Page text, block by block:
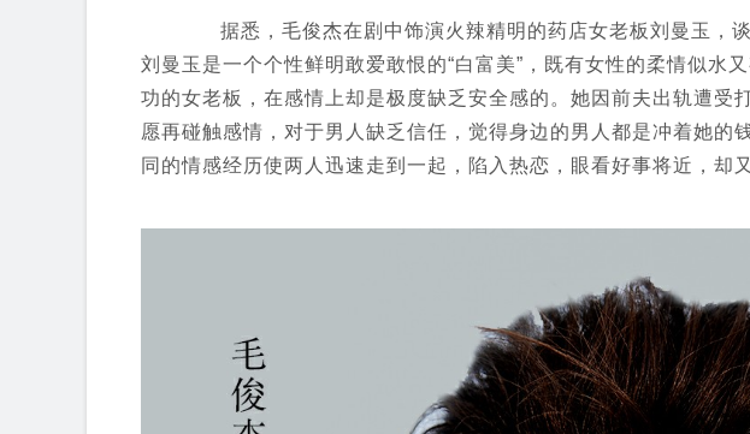
据悉，毛俊杰在剧中饰演火辣精明的药店女老板刘曼玉，谈
刘曼玉是一个个性鲜明敢爱敢恨的“白富美”，既有女性的柔情似水
功的女老板，在感情上却是极度缺乏安全感的。她因前夫出轨遭受
愿再碰触感情，对于男人缺乏信任，觉得身边的男人都是冲着她的
同的情感经历使两人迅速走到一起，陷入热恋，眼看好事将近，却